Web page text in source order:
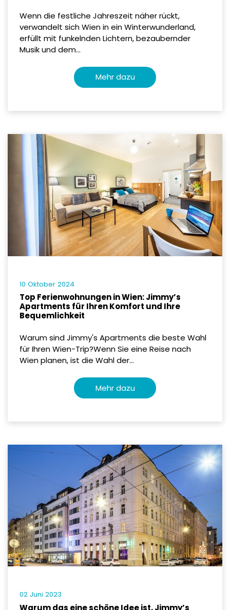
Wenn die festliche Jahreszeit näher rückt,
verwandelt sich Wien in ein Winterwunderland,
erfüllt mit funkelnden Lichtern, bezaubernder
Musik und dem...
Mehr dazu
10 Oktober 2024
Top Ferienwohnungen in Wien: Jimmy’s
Apartments für Ihren Komfort und Ihre
Bequemlichkeit
Warum sind Jimmy's Apartments die beste Wahl
für Ihren Wien-Trip?Wenn Sie eine Reise nach
Wien planen, ist die Wahl der...
Mehr dazu
02 Juni 2023
Warum das eine schöne Idee ist, Jimmy’s